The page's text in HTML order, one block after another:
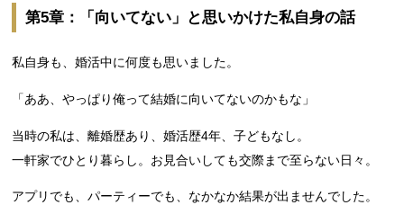
第5章：「向いてない」と思いかけた私自身の話
私自身も、婚活中に何度も思いました。
「ああ、やっぱり俺って結婚に向いてないのかもな」
当時の私は、離婚歴あり、婚活歴4年、子どもなし。
一軒家でひとり暮らし。お見合いしても交際まで至らない日々。
アプリでも、パーティーでも、なかなか結果が出ませんでした。